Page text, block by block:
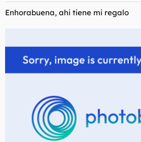
Enhorabuena, ahi tiene mi regalo